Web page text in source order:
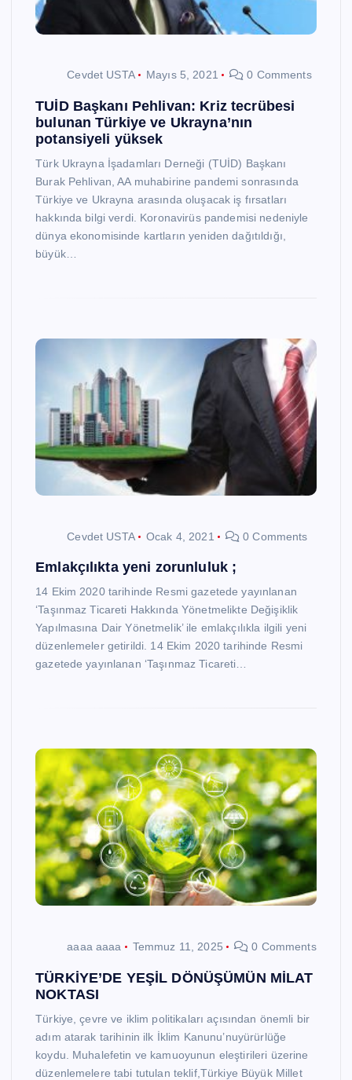
Cevdet USTA Mayıs 5, 2021 0 Comments
TUİD Başkanı Pehlivan: Kriz tecrübesi
bulunan Türkiye ve Ukrayna’nın
potansiyeli yüksek
Türk Ukrayna İşadamları Derneği (TUİD) Başkanı
Burak Pehlivan, AA muhabirine pandemi sonrasında
Türkiye ve Ukrayna arasında oluşacak iş fırsatları
hakkında bilgi verdi. Koronavirüs pandemisi nedeniyle
dünya ekonomisinde kartların yeniden dağıtıldığı,
büyük…
Cevdet USTA Ocak 4, 2021 0 Comments
Emlakçılıkta yeni zorunluluk ;
14 Ekim 2020 tarihinde Resmi gazetede yayınlanan
‘Taşınmaz Ticareti Hakkında Yönetmelikte Değişiklik
Yapılmasına Dair Yönetmelik’ ile emlakçılıkla ilgili yeni
düzenlemeler getirildi. 14 Ekim 2020 tarihinde Resmi
gazetede yayınlanan ‘Taşınmaz Ticareti…
aaaa aaaa Temmuz 11, 2025 0 Comments
TÜRKİYE’DE YEŞİL DÖNÜŞÜMÜN MİLAT
NOKTASI
Türkiye, çevre ve iklim politikaları açısından önemli bir
adım atarak tarihinin ilk İklim Kanunu’nuyürürlüğe
koydu. Muhalefetin ve kamuoyunun eleştirileri üzerine
düzenlemelere tabi tutulan teklif,Türkiye Büyük Millet